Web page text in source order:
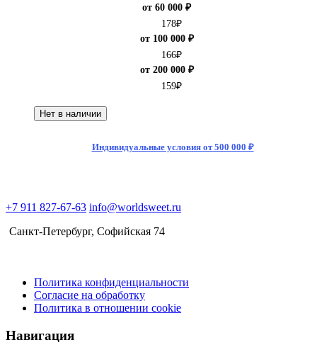
от 60 000 ₽
178₽
от 100 000 ₽
166₽
от 200 000 ₽
159₽
Нет в наличии
Индивидуальные условия от 500 000 ₽
+7 911 827-67-63 info@worldsweet.ru
Санкт-Петербург​, Софийская 74
Политика конфиденциальности
Согласие на обработку
Политика в отношении cookie
Навигация